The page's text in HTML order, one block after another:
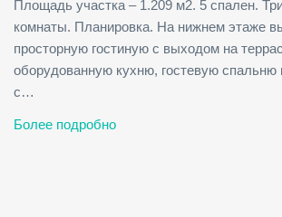
Площадь участка – 1.209 м2. 5 спален.
комнаты. Планировка. На нижнем этаже
просторную гостиную с выходом на
оборудованную кухню, гостевую спальню
с…
Более подробно